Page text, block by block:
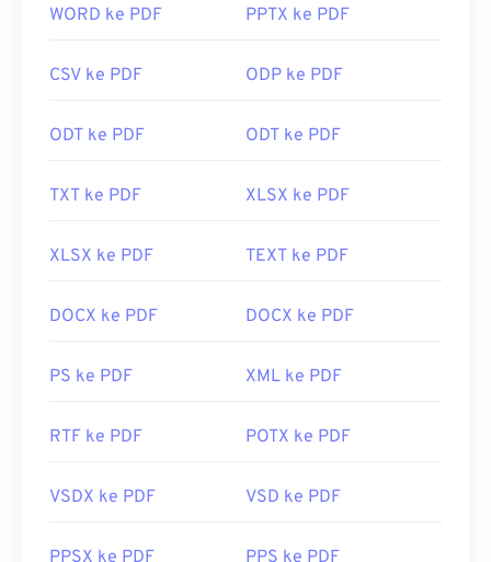
antara lain ACDSee Photo Manager ,HDR
Dikembangkan oleh:
Kodak
Firefox, dapat membuka PDF sendiri. Anda
on atau ekstensi untuk melakukannya, tetapi
merekomendasikan
SumatraPDF atau
gratis.
Tautan yang berguna:
https://acrobat.adobe.com/us/en/mengapa-
WORD ke PDF PPTX ke PDF
CSV ke PDF ODP ke PDF
ODT ke PDF ODT ke PDF
TXT ke PDF XLSX ke PDF
XLSX ke PDF TEXT ke PDF
DOCX ke PDF DOCX ke PDF
PS ke PDF XML ke PDF
RTF ke PDF POTX ke PDF
VSDX ke PDF VSD ke PDF